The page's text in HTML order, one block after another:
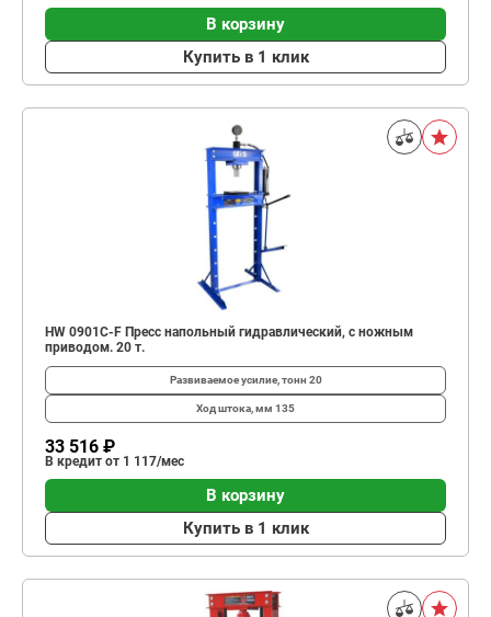
В корзину
Купить в 1 клик
HW 0901C-F Пресс напольный гидравлический, с ножным
приводом. 20 т.
Развиваемое усилие, тонн 20
Ход штока, мм 135
33 516 ₽
В кредит от 1 117/мес
В корзину
Купить в 1 клик